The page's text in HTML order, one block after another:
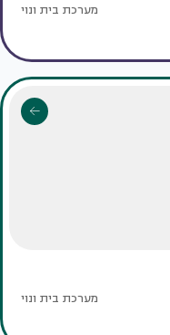
מערכת בית ונוי
מערכת בית ונוי